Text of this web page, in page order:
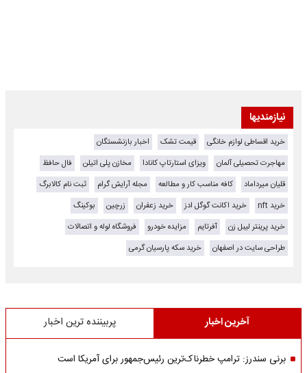
نیازمندیها
خرید اقساطی لوازم خانگی قیمت تشک
اخبار بازنشستگان
مهاجرت تحصیلی آلمان
ویزای استارتاپ کانادا مخازن پلی اتیلن
فال حافظ
قلیان میرداماد
کافه مناسب کار و مطالعه مجله آرایش گرام
ثبت نام کالابرگ
خرید nft
خرید اکانت گوگل ادز خرید زعفران زرچین
بوکینگ
خرید پرینتر لیبل زن
آفرتایم مزایده خودرو
فروشگاه لوله و اتصالات
طراحی سایت در اصفهان
خرید سکه پارسیان گرمی
آخرین اخبار پربیننده ترین اخبار
برنی سندرز: ترامپ خطرناک‌ترین رئیس‌جمهور برای آمریکا است